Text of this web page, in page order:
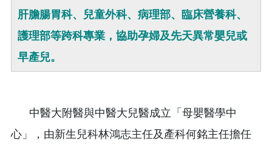
肝膽腸胃科、兒童外科、病理部、臨床營養科、
護理部等跨科專業，協助孕婦及先天異常嬰兒或
早產兒。
中醫大附醫與中醫大兒醫成立「母嬰醫學中
心」，由新生兒科林鴻志主任及產科何銘主任擔任